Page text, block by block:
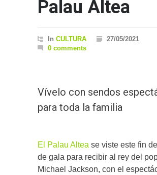
Palau Altea
In CULTURA
27/05/2021
0 comments
Vívelo con sendos
para toda la familia
El Palau Altea se viste este fin
de gala para recibir al rey del
Michael Jackson, con el